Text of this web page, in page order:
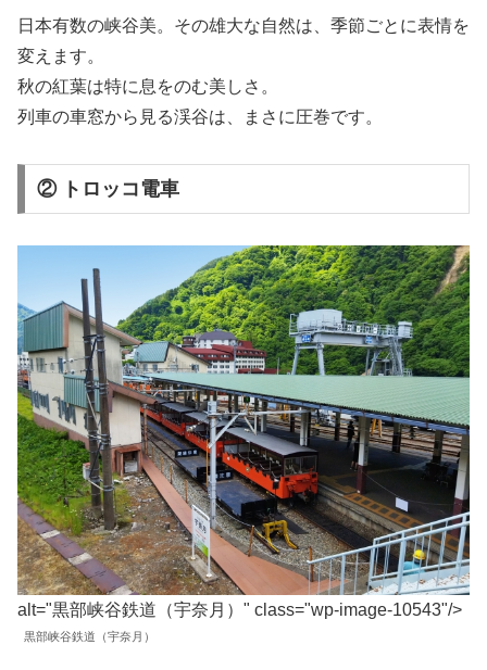
日本有数の峡谷美。その雄大な自然は、季節ごとに表情を
変えます。
秋の紅葉は特に息をのむ美しさ。
列車の車窓から見る渓谷は、まさに圧巻です。
② トロッコ電車
alt="黒部峡谷鉄道（宇奈月）" class="wp-image-10543"/>
黒部峡谷鉄道（宇奈月）